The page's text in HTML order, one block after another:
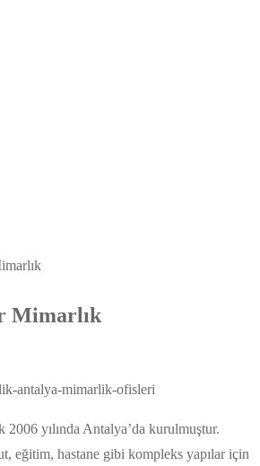
Mimarlık
2006 yılında Antalya’da kurulmuştur.
eğitim, hastane gibi kompleks yapılar için